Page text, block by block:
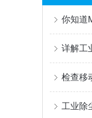
你知道
详解工
工业除